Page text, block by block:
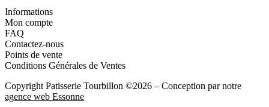
Informations
Mon compte
FAQ
Contactez-nous
Points de vente
Conditions Générales de Ventes
Copyright Patisserie Tourbillon ©2026 – Conception par notre
agence web Essonne